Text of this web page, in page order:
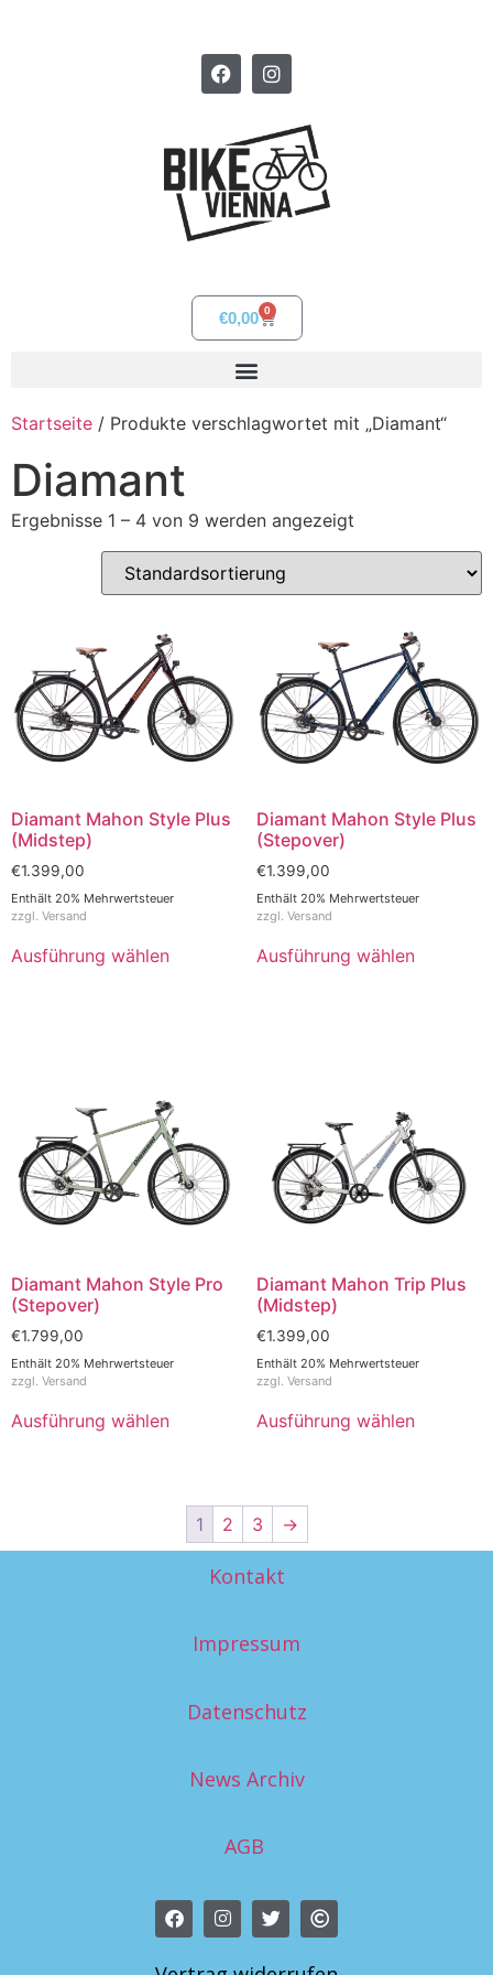
€0,00 0
Startseite / Produkte verschlagwortet mit „Diamant“
Diamant
Ergebnisse 1 – 4 von 9 werden angezeigt
Diamant Mahon Style Plus
(Midstep)
€1.399,00
Enthält 20% Mehrwertsteuer
zzgl. Versand
Ausführung wählen
Diamant Mahon Style Plus
(Stepover)
€1.399,00
Enthält 20% Mehrwertsteuer
zzgl. Versand
Ausführung wählen
Diamant Mahon Style Pro
(Stepover)
€1.799,00
Enthält 20% Mehrwertsteuer
zzgl. Versand
Ausführung wählen
Diamant Mahon Trip Plus
(Midstep)
€1.399,00
Enthält 20% Mehrwertsteuer
zzgl. Versand
Ausführung wählen
1 2 3 →
Kontakt
Impressum
Datenschutz
News Archiv
AGB